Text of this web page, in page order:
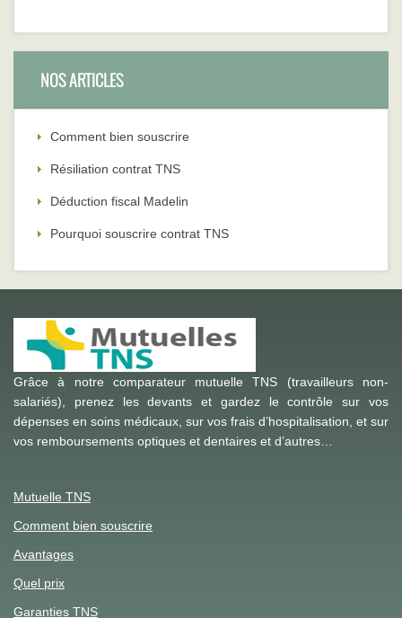
NOS ARTICLES
Comment bien souscrire
Résiliation contrat TNS
Déduction fiscal Madelin
Pourquoi souscrire contrat TNS
Grâce à notre comparateur mutuelle TNS (travailleurs non-
salariés), prenez les devants et gardez le contrôle sur vos
dépenses en soins médicaux, sur vos frais d’hospitalisation, et sur
vos remboursements optiques et dentaires et d’autres…
Mutuelle TNS
Comment bien souscrire
Avantages
Quel prix
Garanties TNS